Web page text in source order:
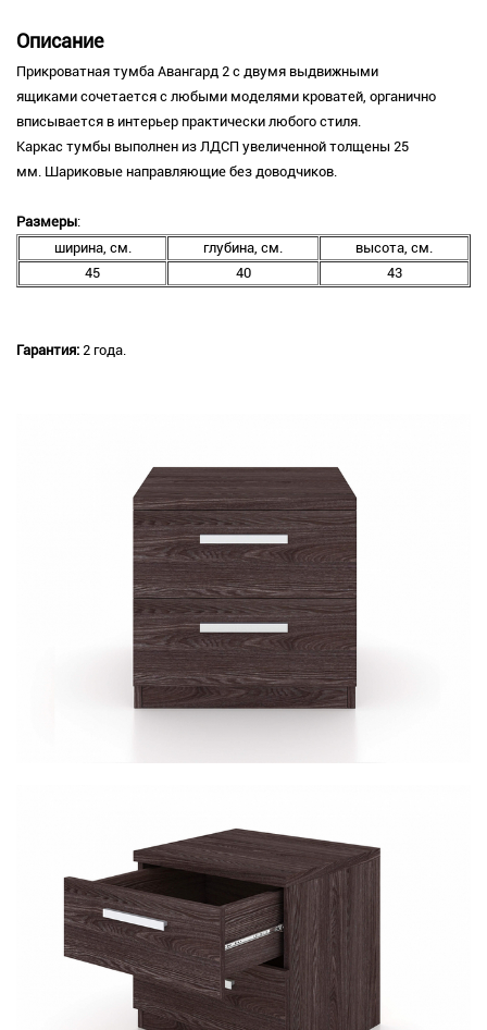
Описание
Прикроватная тумба Авангард 2 с двумя выдвижными
ящиками сочетается с любыми моделями кроватей, органично
вписывается в интерьер практически любого стиля.
Каркас тумбы выполнен из ЛДСП увеличенной толщены 25
мм. Шариковые направляющие без доводчиков.
Размеры:
ширина, см.
глубина, см.
высота, см.
45
40 43
Гарантия: 2 года.